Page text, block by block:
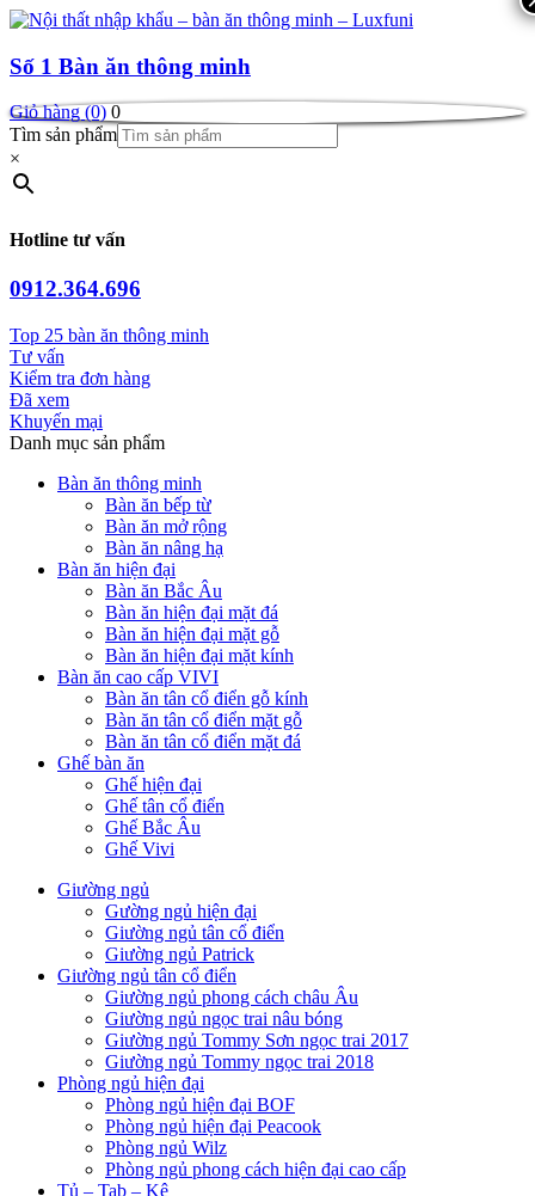
Số 1 Bàn ăn thông minh
Giỏ hàng (0) 0
Tìm sản phẩm
×
Hotline tư vấn
0912.364.696
Top 25 bàn ăn thông minh
Tư vấn
Kiểm tra đơn hàng
Đã xem
Khuyến mại
Danh mục sản phẩm
Bàn ăn thông minh
Bàn ăn bếp từ
Bàn ăn mở rộng
Bàn ăn nâng hạ
Bàn ăn hiện đại
Bàn ăn Bắc Âu
Bàn ăn hiện đại mặt đá
Bàn ăn hiện đại mặt gỗ
Bàn ăn hiện đại mặt kính
Bàn ăn cao cấp VIVI
Bàn ăn tân cổ điển gỗ kính
Bàn ăn tân cổ điển mặt gỗ
Bàn ăn tân cổ điển mặt đá
Ghế bàn ăn
Ghế hiện đại
Ghế tân cổ điển
Ghế Bắc Âu
Ghế Vivi
Giường ngủ
Gường ngủ hiện đại
Giường ngủ tân cổ điển
Giường ngủ Patrick
Giường ngủ tân cổ điển
Giường ngủ phong cách châu Âu
Giường ngủ ngọc trai nâu bóng
Giường ngủ Tommy Sơn ngọc trai 2017
Giường ngủ Tommy ngọc trai 2018
Phòng ngủ hiện đại
Phòng ngủ hiện đại BOF
Phòng ngủ hiện đại Peacook
Phòng ngủ Wilz
Phòng ngủ phong cách hiện đại cao cấp
Tủ – Tab – Kệ